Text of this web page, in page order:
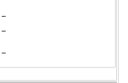
–
–
–